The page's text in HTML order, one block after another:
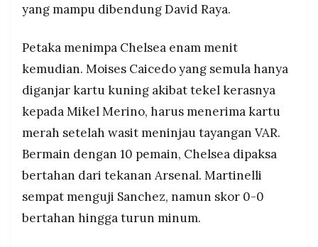
yang mampu dibendung David Raya.
Petaka menimpa Chelsea enam menit
kemudian. Moises Caicedo yang semula hanya
diganjar kartu kuning akibat tekel kerasnya
kepada Mikel Merino, harus menerima kartu
merah setelah wasit meninjau tayangan VAR.
Bermain dengan 10 pemain, Chelsea dipaksa
bertahan dari tekanan Arsenal. Martinelli
sempat menguji Sanchez, namun skor 0-0
bertahan hingga turun minum.